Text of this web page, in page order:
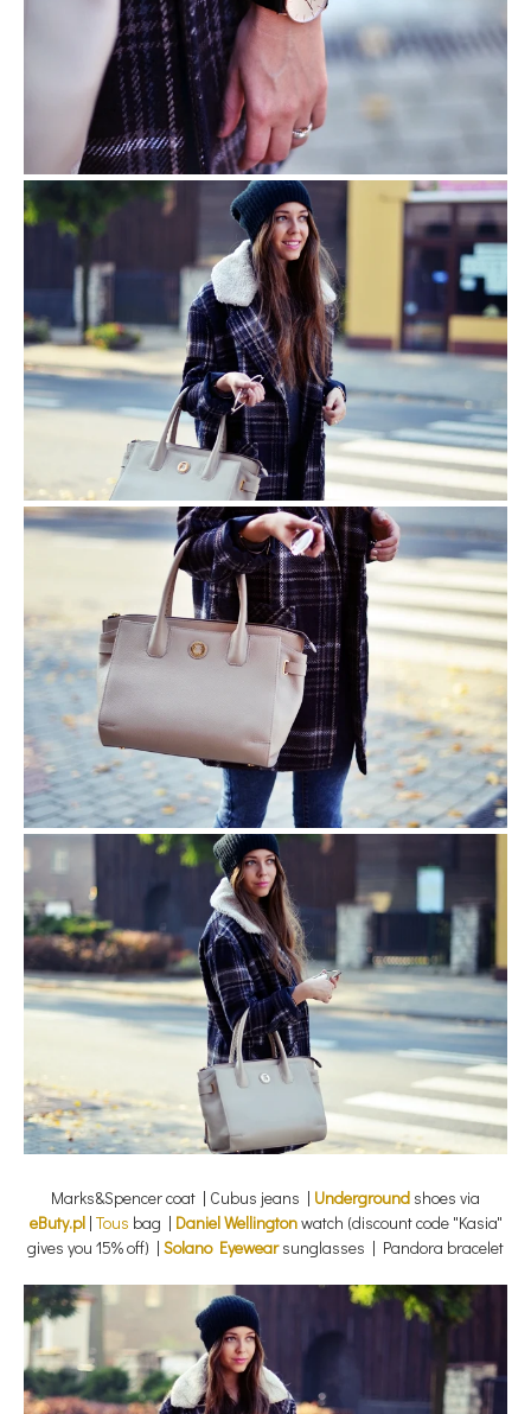
Marks&Spencer coat | Cubus jeans | Underground shoes via
eButy.pl | Tous bag | Daniel Wellingtonwatch (discount code "Kasia"
gives you 15% off) | Solano Eyewearsunglasses | Pandora bracelet